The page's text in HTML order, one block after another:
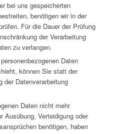
bei uns gespeicherten
benötigen wir in der
Für die Dauer der Prüfung
der Verarbeitung
zu verlangen.
Daten
können Sie statt der
der Datenverarbeitung
Daten nicht mehr
Ausübung, Verteidigung oder
benötigen, haben